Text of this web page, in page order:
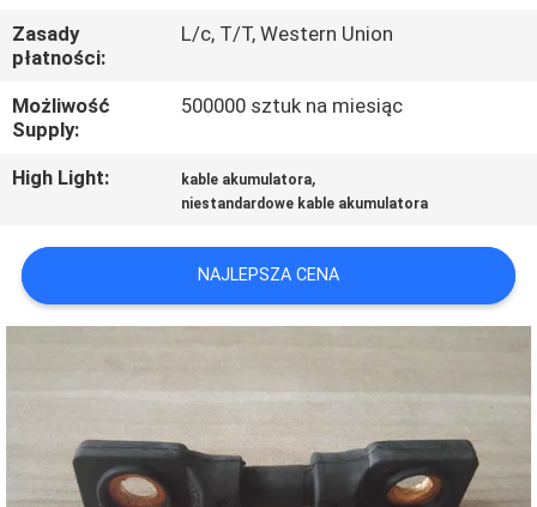
AKTUALNOŚCI
PRYWATNOŚCI
Zasady
płatności:
L/c, T/T, Western Union
Możliwość
Supply:
500000 sztuk na miesiąc
High Light: kable akumulatora,
niestandardowe kable akumulatora
NAJLEPSZA CENA